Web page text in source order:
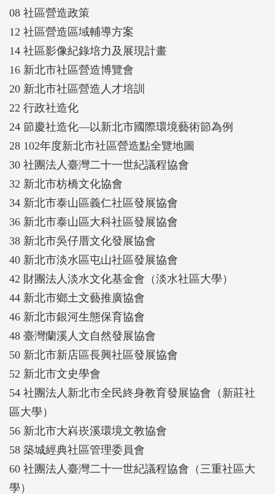
08 社區營造政策
12 社區營造區域輔導方案
14 社區影像紀錄培力及展現計畫
16 新北市社區營造博覽會
20 新北市社區營造人才培訓
22 行政社造化
24 節慶社造化—以新北市國際環境藝術節為例
28 102年度新北市社區營造點全覽地圖
30 社團法人臺灣二十一世紀議程協會
32 新北市枋橋文化協會
34 新北市泰山區義仁社區發展協會
36 新北市泰山區大科社區發展協會
38 新北市吳仔厝文化發展協會
40 新北市淡水區屯山社區發展協會
42 財團法人淡水文化基金會（淡水社區大學）
44 新北市鄉土文藝推廣協會
46 新北市銀河生態保育協會
48 臺灣蘭溪人文自然發展協會
50 新北市新店區長興社區發展協會
52 新北市文史學會
54 社團法人新北市全民終身教育發展協會（新莊社
區大學）
56 新北市大嵙崁溪環境文教協會
58 築城經典社區管理委員會
60 社團法人臺灣二十一世紀議程協會（三重社區大
學）